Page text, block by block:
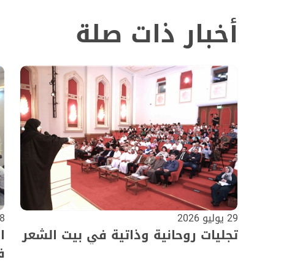
أخبار ذات صلة
29 يوليو 2026
تجليات روحانية وذاتية في بيت الشعر
28